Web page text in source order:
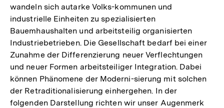
Auflösung
der
Fußnote
wandeln sich autarke Volks-kommunen und
industrielle Einheiten zu spezialisierten
Bauemhaushalten und arbeitsteilig organisierten
Industriebetrieben. Die Gesellschaft bedarf bei einer
Zunahme der Differenzierung neuer Verflechtungen
und neuer Formen arbeitsteiliger Integration. Dabei
können Phänomene der Moderni-sierung mit solchen
der Retraditionalisierung einhergehen. In der
folgenden Darstellung richten wir unser Augenmerk